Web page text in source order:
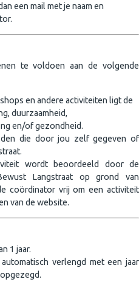
een mail met je naam en
te voldoen aan de volgende
en andere activiteiten ligt de
duurzaamheid,
en/of gezondheid.
die door jou zelf gegeven of
wordt beoordeeld door de
Langstraat op grond van
coördinator vrij om een activiteit
van de website.
1 jaar.
verlengd met een jaar